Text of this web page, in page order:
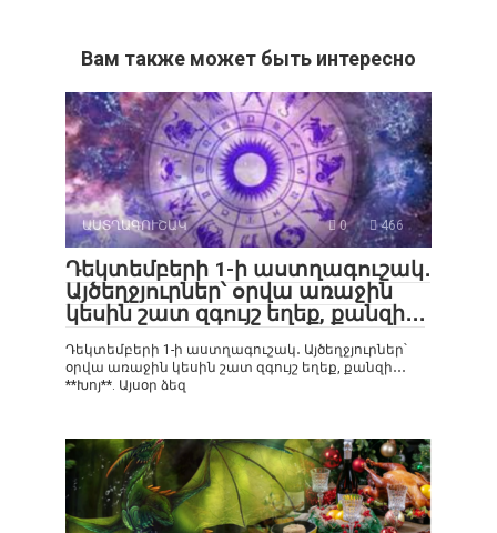
Вам также может быть интересно
ԱՍՏՂԱԳՈՒՇԱԿ 0 466
Դեկտեմբերի 1-ի աստղագուշակ․
Այծեղջյուրներ՝ օրվա առաջին
կեսին շատ զգույշ եղեք, քանզի․․․
Դեկտեմբերի 1-ի աստղագուշակ․ Այծեղջյուրներ՝
օրվա առաջին կեսին շատ զգույշ եղեք, քանզի․․․
**Խոյ**. Այսօր ձեզ